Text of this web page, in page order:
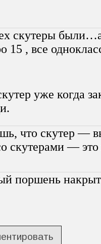
скутеры
15 , все
уже когда
что скутер —
скутерами —
поршень накрыт